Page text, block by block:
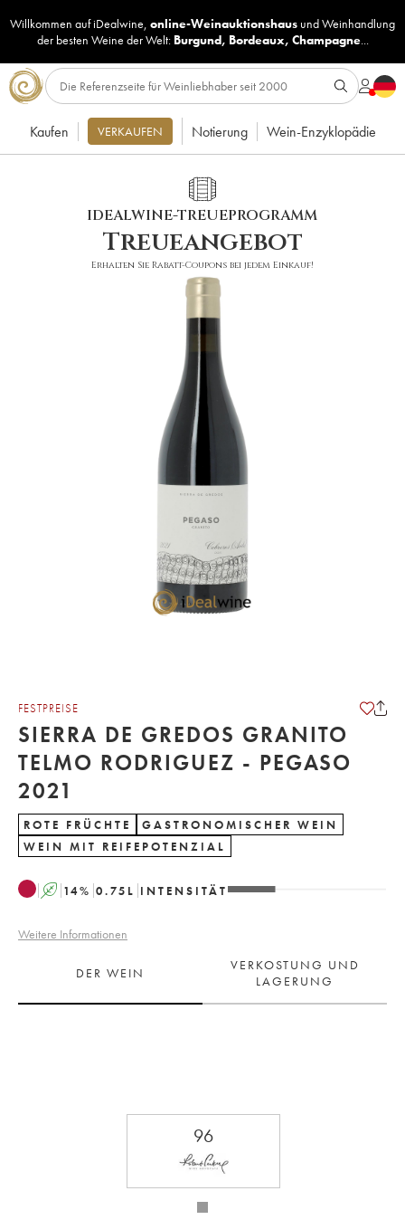
Willkommen auf iDealwine, online-Weinauktionshaus undWeinhandlung
der besten Weine der Welt: Burgund, Bordeaux, Champagne...
Kaufen VERKAUFEN Notierung Wein-Enzyklopädie
IDEALWINE-TREUEPROGRAMM
Treueangebot
Erhalten Sie Rabatt-Coupons bei jedem Einkauf!
FESTPREISE
SIERRA DE GREDOS GRANITO
TELMO RODRIGUEZ - PEGASO
2021
ROTE FRÜCHTE
GASTRONOMISCHER WEIN
WEIN MIT REIFEPOTENZIAL
A 14% 0.75 L INTENSITÄT
Weitere Informationen
DER WEIN
VERKOSTUNG UND
LAGERUNG
96